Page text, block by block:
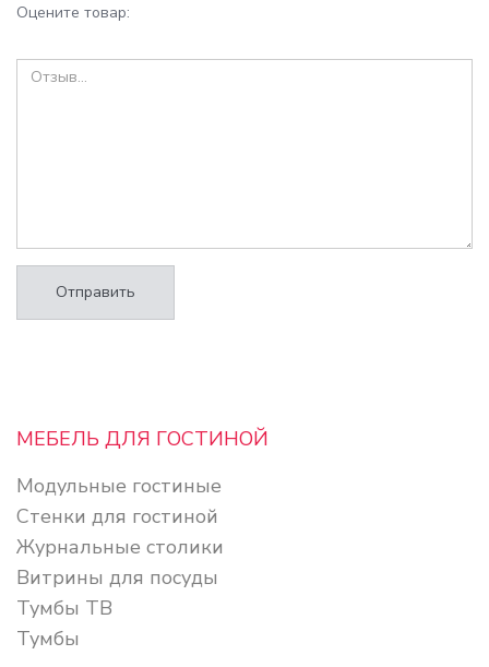
Оцените товар:
Отправить
МЕБЕЛЬ ДЛЯ ГОСТИНОЙ
Модульные гостиные
Стенки для гостиной
Журнальные столики
Витрины для посуды
Тумбы ТВ
Тумбы